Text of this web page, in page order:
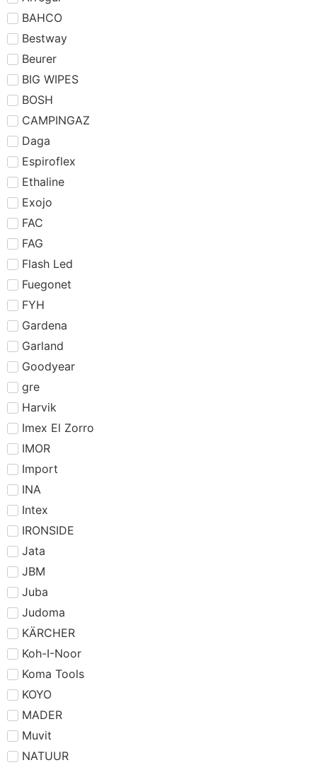
BAHCO
Bestway
Beurer
BIG WIPES
BOSH
CAMPINGAZ
Daga
Espiroflex
Ethaline
Exojo
FAC
FAG
Flash Led
Fuegonet
FYH
Gardena
Garland
Goodyear
gre
Harvik
Imex El Zorro
IMOR
Import
INA
Intex
IRONSIDE
Jata
JBM
Juba
Judoma
KÄRCHER
Koh-I-Noor
Koma Tools
KOYO
MADER
Muvit
NATUUR